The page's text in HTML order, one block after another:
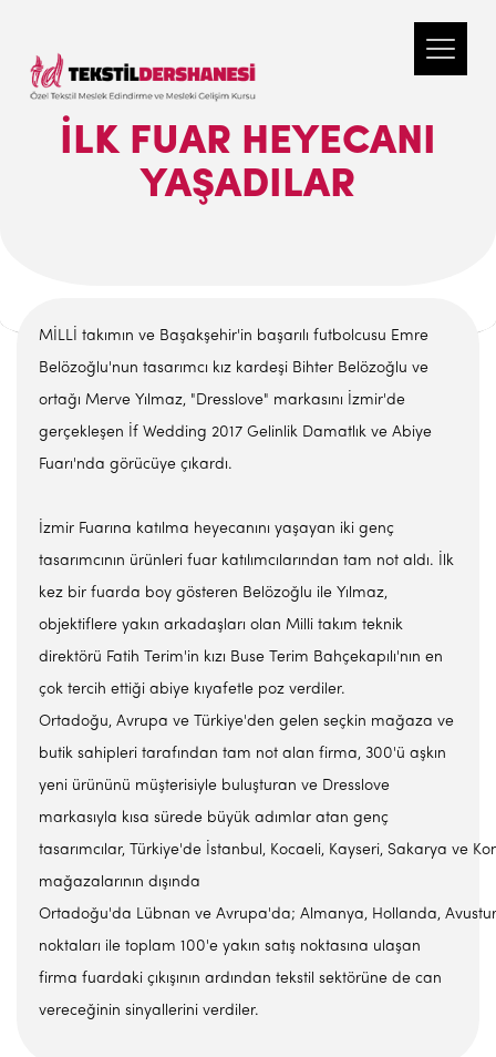
İLK FUAR HEYECANI
YAŞADILAR
MİLLİ takımın ve Başakşehir'in başarılı futbolcusu Emre
Belözoğlu'nun tasarımcı kız kardeşi Bihter Belözoğlu ve
ortağı Merve Yılmaz, "Dresslove" markasını İzmir'de
gerçekleşen İf Wedding 2017 Gelinlik Damatlık ve Abiye
Fuarı'nda görücüye çıkardı.
İzmir Fuarına katılma heyecanını yaşayan iki genç
tasarımcının ürünleri fuar katılımcılarından tam not aldı. İlk
kez bir fuarda boy gösteren Belözoğlu ile Yılmaz,
objektiflere yakın arkadaşları olan Milli takım teknik
direktörü Fatih Terim'in kızı Buse Terim Bahçekapılı'nın en
çok tercih ettiği abiye kıyafetle poz verdiler.
Ortadoğu, Avrupa ve Türkiye'den gelen seçkin mağaza ve
butik sahipleri tarafından tam not alan firma, 300'ü aşkın
yeni ürününü müşterisiyle buluşturan ve Dresslove
markasıyla kısa sürede büyük adımlar atan genç
tasarımcılar, Türkiye'de İstanbul, Kocaeli, Kayseri, Sakarya ve
mağazalarının dışında
Ortadoğu'da Lübnan ve Avrupa'da; Almanya, Hollanda,
noktaları ile toplam 100'e yakın satış noktasına ulaşan
firma fuardaki çıkışının ardından tekstil sektörüne de can
vereceğinin sinyallerini verdiler.